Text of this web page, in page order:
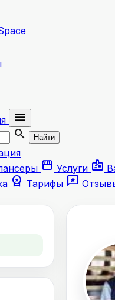
menu
search
Найти
storefront Услуги badge
workspace_premium Тарифы reviews